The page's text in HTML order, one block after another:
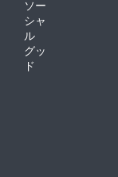
ソー
シャ
ル
グッ
ド